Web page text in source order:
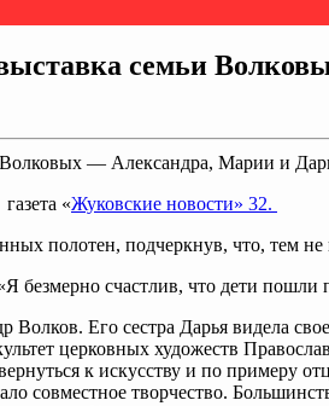
семьи
Волковых — Александра, Марии и
«Жуковские новости» 32.
полотен, подчеркнув, что, тем не
безмерно счастлив, что дети
Его сестра Дарья видела
церковных художеств
к искусству и по примеру
совместное творчество.